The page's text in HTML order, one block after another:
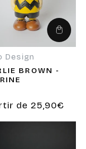
Choisir
des
:
Design
BROWN -
de 25,90€